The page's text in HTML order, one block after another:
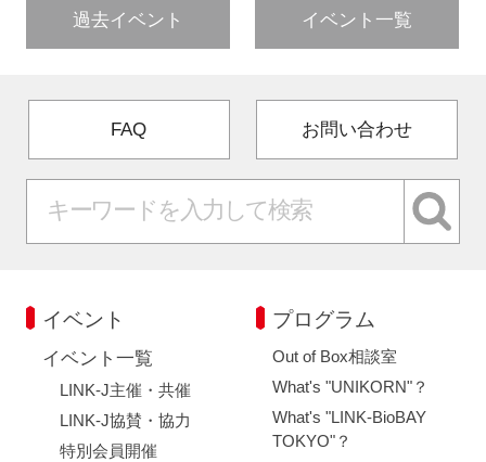
過去イベント イベント一覧
FAQ お問い合わせ
イベント
イベント一覧
LINK-J主催・共催
LINK-J協賛・協力
特別会員開催
プログラム
Out of Box相談室
What's "UNIKORN"？
What's "LINK-BioBAY
TOKYO"？